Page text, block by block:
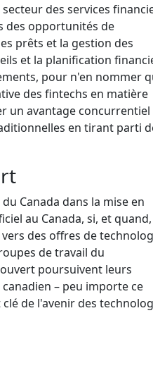
des services
des opportunités de
prêts et la gestion des
et la planification
pour n'en nommer
des fintechs en matière
un avantage concurrentiel
en tirant parti
Canada dans la mise en
au Canada, si, et quand,
des offres de
de travail du
poursuivent leurs
– peu importe ce
de l'avenir des